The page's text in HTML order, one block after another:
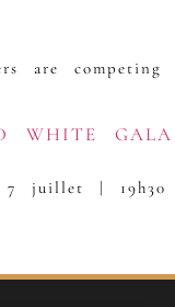
are
WHITE
7 juillet | 19h30